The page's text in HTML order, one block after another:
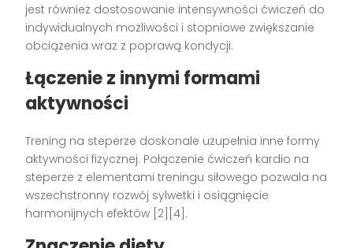
jest również dostosowanie intensywności ćwiczeń do
indywidualnych możliwości i stopniowe zwiększanie
obciążenia wraz z poprawą kondycji.
Łączenie z innymi formami
aktywności
Trening na steperze doskonale uzupełnia inne formy
aktywności fizycznej. Połączenie ćwiczeń kardio na
steperze z elementami treningu siłowego pozwala na
wszechstronny rozwój sylwetki i osiągnięcie
harmonijnych efektów [2][4].